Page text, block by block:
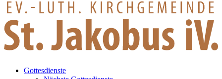
Gottesdienste